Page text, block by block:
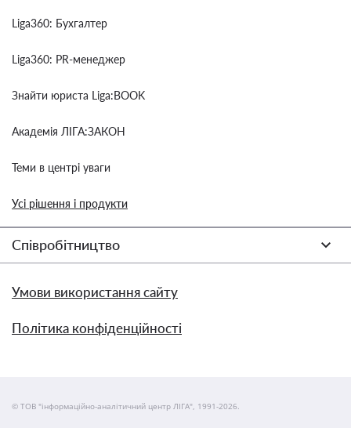
Liga360: Бухгалтер
Liga360: PR-менеджер
Знайти юриста Liga:BOOK
Академія ЛІГА:ЗАКОН
Теми в центрі уваги
Усі рішення і продукти
Співробітництво
Умови використання сайту
Політика конфіденційності
© ТОВ "інформаційно-аналітичний центр ЛІГА", 1991-2026.